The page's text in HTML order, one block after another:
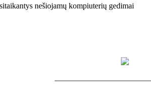
nešiojamų kompiuterių gedimai